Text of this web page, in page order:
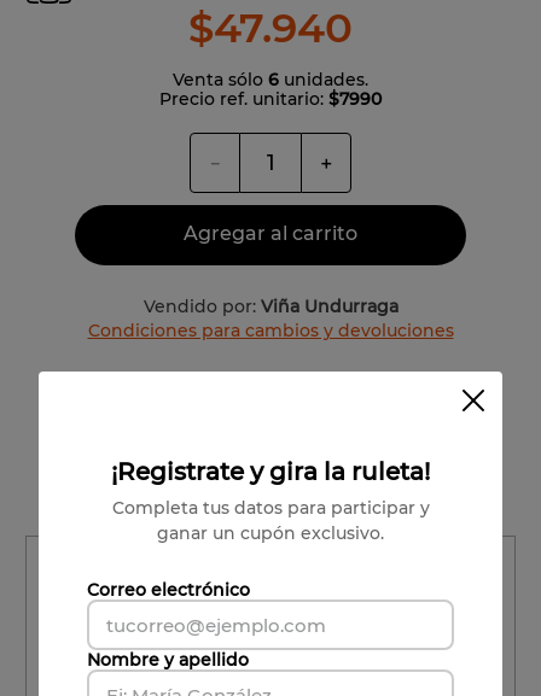
$47.940
Venta sólo 6 unidades.
Precio ref. unitario: $7990
＋
－
Agregar al carrito
Vendido por: Viña Undurraga
Condiciones para cambios y devoluciones
100% Chardonnay
Región
Comuna
¡Registrate y gira la ruleta!
Completa tus datos para participar y
ganar un cupón exclusivo.
Correo electrónico
Nombre y apellido